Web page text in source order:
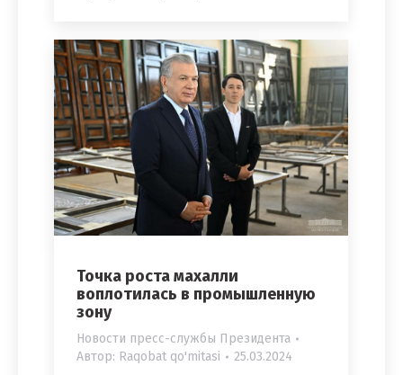
Точка роста махалли
воплотилась в промышленную
зону
Новости пресс-службы Президента
Автор: Raqobat qo'mitasi 25.03.2024